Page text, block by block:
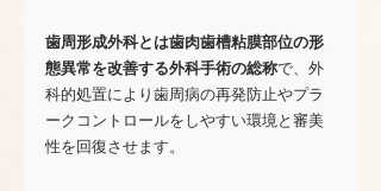
歯周形成外科とは歯肉歯槽粘膜部位の形
態異常を改善する外科手術の総称で、外
科的処置により歯周病の再発防止やプラ
ークコントロールをしやすい環境と審美
性を回復させます。